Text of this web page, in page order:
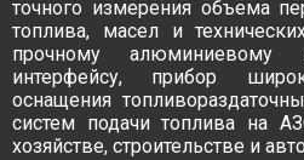
точного измерения объема
топлива, масел и
прочному алюминиевому
интерфейсу, прибор
оснащения
систем подачи топлива на
хозяйстве, строительстве и